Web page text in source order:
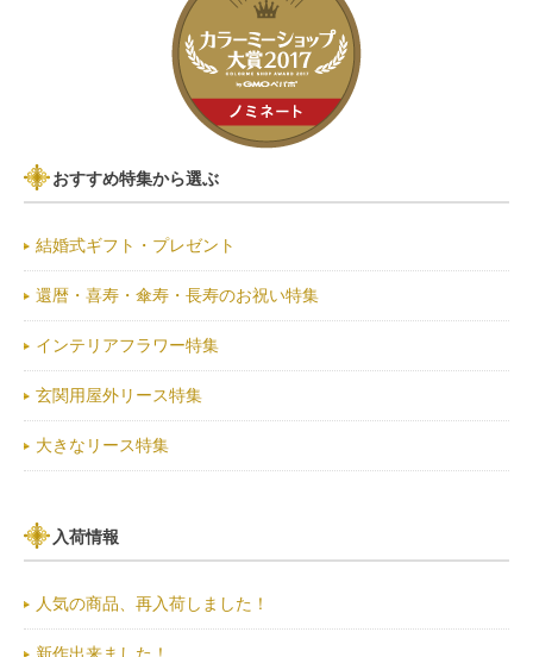
おすすめ特集から選ぶ
結婚式ギフト・プレゼント
還暦・喜寿・傘寿・長寿のお祝い特集
インテリアフラワー特集
玄関用屋外リース特集
大きなリース特集
入荷情報
人気の商品、再入荷しました！
新作出来ました！